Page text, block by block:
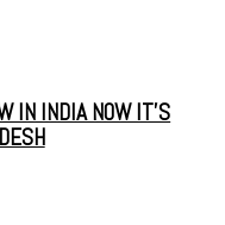
IN INDIA NOW IT’S